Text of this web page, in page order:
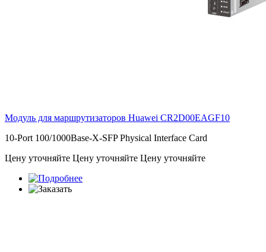
Модуль для маршрутизаторов Huawei CR2D00EAGF10
10-Port 100/1000Base-X-SFP Physical Interface Card
Цену уточняйте Цену уточняйте Цену уточняйте